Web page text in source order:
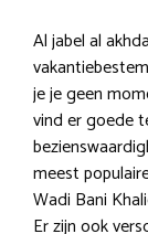
Al jabel al
je je geen
vind er goede
meest
Wadi Bani
Er zijn ook